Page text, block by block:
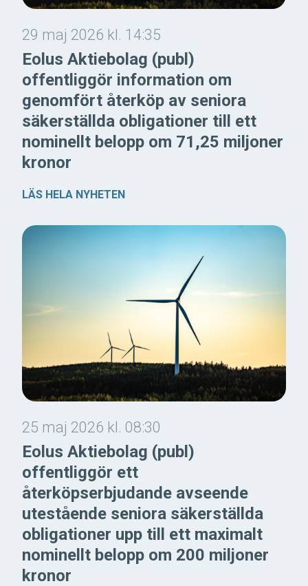
29 maj 2026 kl. 14:35
Eolus Aktiebolag (publ)
offentliggör information om
genomfört återköp av seniora
säkerställda obligationer till ett
nominellt belopp om 71,25 miljoner
kronor
LÄS HELA NYHETEN
25 maj 2026 kl. 08:30
Eolus Aktiebolag (publ)
offentliggör ett
återköpserbjudande avseende
utestående seniora säkerställda
obligationer upp till ett maximalt
nominellt belopp om 200 miljoner
kronor